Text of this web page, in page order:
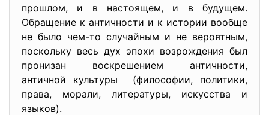
прошлом, и в настоящем, и в будущем.
Обращение к античности и к истории вообще
не было чем-то случайным и не вероятным,
поскольку весь дух эпохи возрождения был
пронизан воскрешением античности,
античной культуры (философии, политики,
права, морали, литературы, искусства и
языков).